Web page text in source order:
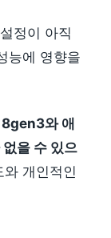
정이 아직
능에 영향을
8gen3와 애
을 수 있으
개인적인